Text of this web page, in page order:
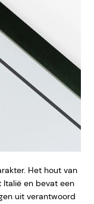
Het hout van
Italië en bevat een
uit verantwoord